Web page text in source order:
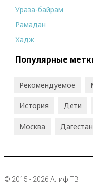
Ураза-байрам
Рамадан
Хадж
Популярные
Рекомендуемое
История Дети
Москва Дагестан
© 2015 - 2026 Алиф ТВ